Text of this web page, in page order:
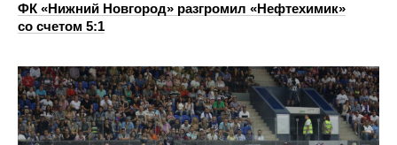
ФК «Нижний Новгород» разгромил «Нефтехимик»
со счетом 5:1